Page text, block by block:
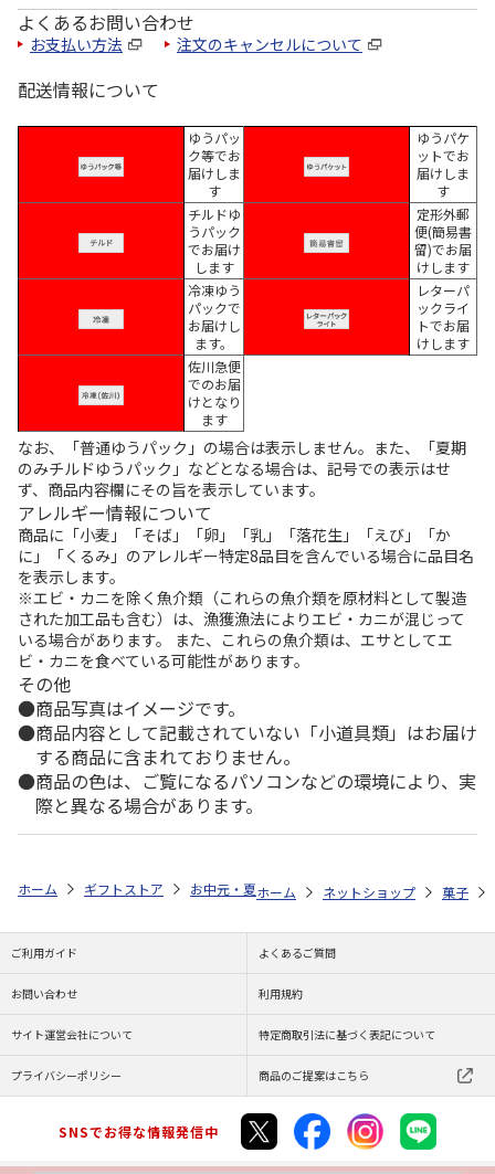
よくあるお問い合わせ
お支払い方法 注文のキャンセルについて
配送情報について
ゆうパッ
ク等でお
届けしま
す
ゆうパケ
ットでお
届けしま
す
チルドゆ
うパック
でお届け
します
定形外郵
便(簡易書
留)でお届
けします
冷凍ゆう
パックで
お届けし
ます。
レターパ
ックライ
トでお届
けします
佐川急便
でのお届
けとなり
ます
なお、「普通ゆうパック」の場合は表示しません。また、「夏期
のみチルドゆうパック」などとなる場合は、記号での表示はせ
ず、商品内容欄にその旨を表示しています。
アレルギー情報について
商品に「小麦」「そば」「卵」「乳」「落花生」「えび」「か
に」「くるみ」のアレルギー特定8品目を含んでいる場合に品目名
を表示します。
※エビ・カニを除く魚介類（これらの魚介類を原材料として製造
された加工品も含む）は、漁獲漁法によりエビ・カニが混じって
いる場合があります。 また、これらの魚介類は、エサとしてエ
ビ・カニを食べている可能性があります。
その他
商品写真はイメージです。
商品内容として記載されていない「小道具類」はお届け
する商品に含まれておりません。
商品の色は、ご覧になるパソコンなどの環境により、実
際と異なる場合があります。
ホーム ギフトストア お中元・夏ギフト特集 2026 ゆうゆうギフト
ホーム ネットショップ 菓子
ご利用ガイド よくあるご質問
お問い合わせ 利用規約
サイト運営会社について 特定商取引法に基づく表記について
プライバシーポリシー 商品のご提案はこちら
SNSでお得な情報発信中